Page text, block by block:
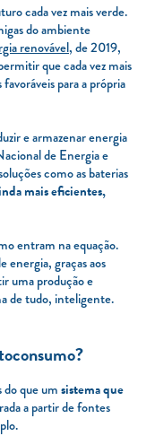
cada vez mais verde.
do ambiente
renovável, de 2019,
que cada vez mais
para a própria
e armazenar energia
de Energia e
como as baterias
mais eficientes,
entram na equação.
energia, graças aos
uma produção e
de tudo, inteligente.
do que umsistema que
a partir de fontes